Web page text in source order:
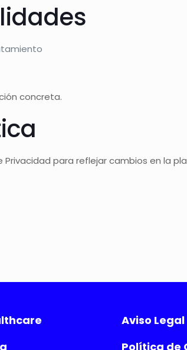
concreta.
para reflejar cambios en la
Aviso Legal
Política de